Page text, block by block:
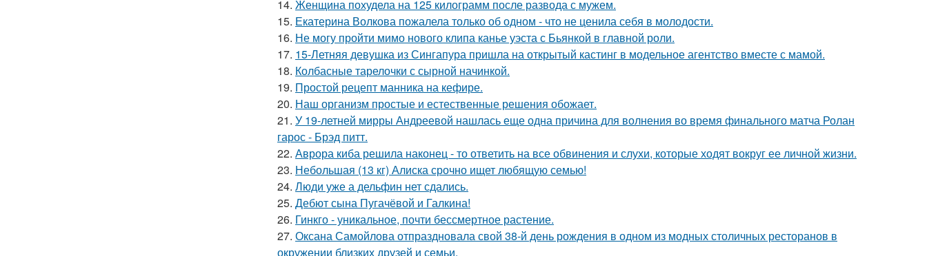
14. Женщина похудела на 125 килограмм после развода с мужем.
15. Екатерина Волкова пожалела только об одном - что не ценила себя в молодости.
16. Не могу пройти мимо нового клипа канье уэста с Бьянкой в главной роли.
17. 15-Летняя девушка из Сингапура пришла на открытый кастинг в модельное агентство вместе с мамой.
18. Колбасные тарелочки с сырной начинкой.
19. Простой рецепт манника на кефире.
20. Наш организм простые и естественные решения обожает.
21. У 19-летней мирры Андреевой нашлась еще одна причина для волнения во время финального матча Ролан
гарос - Брэд питт.
22. Аврора киба решила наконец - то ответить на все обвинения и слухи, которые ходят вокруг ее личной жизни.
23. Небольшая (13 кг) Алиска срочно ищет любящую семью!
24. Люди уже а дельфин нет сдались.
25. Дебют сына Пугачёвой и Галкина!
26. Гинкго - уникальное, почти бессмертное растение.
27. Оксана Самойлова отпраздновала свой 38-й день рождения в одном из модных столичных ресторанов в
окружении близких друзей и семьи.